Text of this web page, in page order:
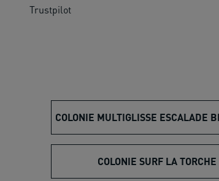
Trustpilot
COLONIE MULTIGLISSE ESCALADE
COLONIE SURF LA TORCHE